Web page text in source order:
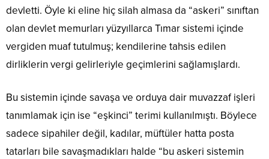
devletti. Öyle ki eline hiç silah almasa da “askeri” sınıftan
olan devlet memurları yüzyıllarca Tımar sistemi içinde
vergiden muaf tutulmuş; kendilerine tahsis edilen
dirliklerin vergi gelirleriyle geçimlerini sağlamışlardı.
Bu sistemin içinde savaşa ve orduya dair muvazzaf işleri
tanımlamak için ise “eşkinci” terimi kullanılmıştı. Böylece
sadece sipahiler değil, kadılar, müftüler hatta posta
tatarları bile savaşmadıkları halde “bu askeri sistemin